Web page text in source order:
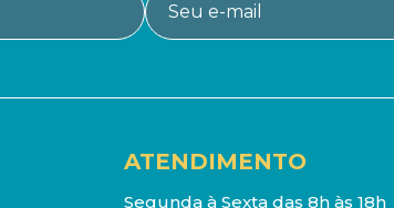
ATENDIMENTO
Segunda à Sexta das 8h às 18h